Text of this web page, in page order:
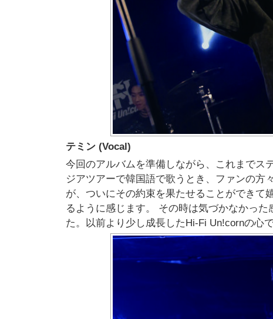
テミン (Vocal)
今回のアルバムを準備しながら、これまでス
ジアツアーで韓国語で歌うとき、ファンの方
が、ついにその約束を果たせることができて
るように感じます。 その時は気づかなかっ
た。以前より少し成長したHi-Fi Un!cornの心